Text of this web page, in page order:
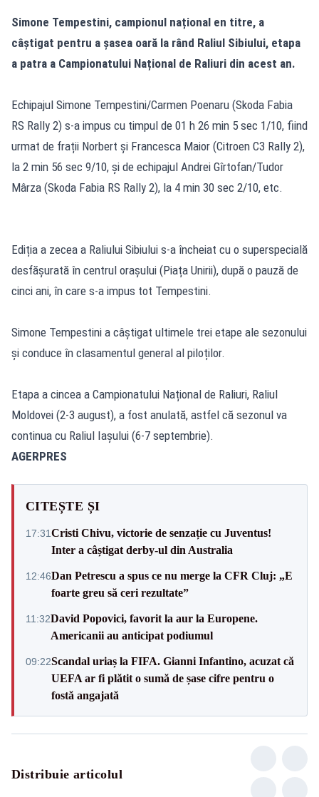
Simone Tempestini, campionul național en titre, a
câștigat pentru a șasea oară la rând Raliul Sibiului, etapa
a patra a Campionatului Național de Raliuri din acest an.
Echipajul Simone Tempestini/Carmen Poenaru (Skoda Fabia
RS Rally 2) s-a impus cu timpul de 01 h 26 min 5 sec 1/10, fiind
urmat de frații Norbert și Francesca Maior (Citroen C3 Rally 2),
la 2 min 56 sec 9/10, și de echipajul Andrei Gîrtofan/Tudor
Mârza (Skoda Fabia RS Rally 2), la 4 min 30 sec 2/10, etc.
Ediția a zecea a Raliului Sibiului s-a încheiat cu o superspecială
desfășurată în centrul orașului (Piața Unirii), după o pauză de
cinci ani, în care s-a impus tot Tempestini.
Simone Tempestini a câștigat ultimele trei etape ale sezonului
și conduce în clasamentul general al piloților.
Etapa a cincea a Campionatului Național de Raliuri, Raliul
Moldovei (2-3 august), a fost anulată, astfel că sezonul va
continua cu Raliul Iașului (6-7 septembrie).
AGERPRES
CITEȘTE ȘI
17:31Cristi Chivu, victorie de senzație cu Juventus!
Inter a câștigat derby-ul din Australia
12:46Dan Petrescu a spus ce nu merge la CFR Cluj: „E
foarte greu să ceri rezultate”
11:32David Popovici, favorit la aur la Europene.
Americanii au anticipat podiumul
09:22Scandal uriaș la FIFA. Gianni Infantino, acuzat că
UEFA ar fi plătit o sumă de șase cifre pentru o
fostă angajată
Distribuie articolul